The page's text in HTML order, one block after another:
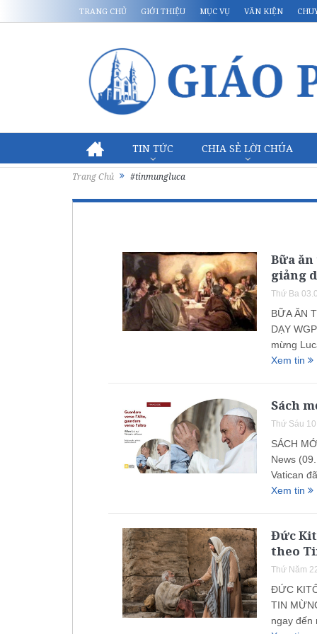
TRANG CHỦ GIỚI THIỆU MỤC VỤ VĂN KIỆN
TIN TỨC CHIA SẺ LỜI CHÚA
Trang Chủ #tinmungluca
Bữa
giảng
Thứ Ba
BỮA ĂN
DẠY
mừng
Xem tin
Sách
Thứ Sáu
SÁCH
News
Vatican
Xem tin
Đức
theo
Thứ Năm
ĐỨC
TIN
ngay đến